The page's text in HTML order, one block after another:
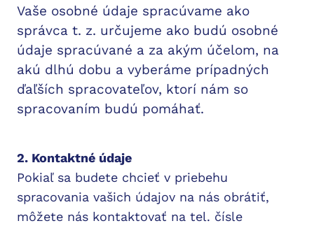
Vaše osobné údaje spracúvame ako
správca t. z. určujeme ako budú osobné
údaje spracúvané a za akým účelom, na
akú dlhú dobu a vyberáme prípadných
ďaľších spracovateľov, ktorí nám so
spracovaním budú pomáhať.
2. Kontaktné údaje
Pokiaľ sa budete chcieť v priebehu
spracovania vašich údajov na nás obrátiť,
môžete nás kontaktovať na tel. čísle